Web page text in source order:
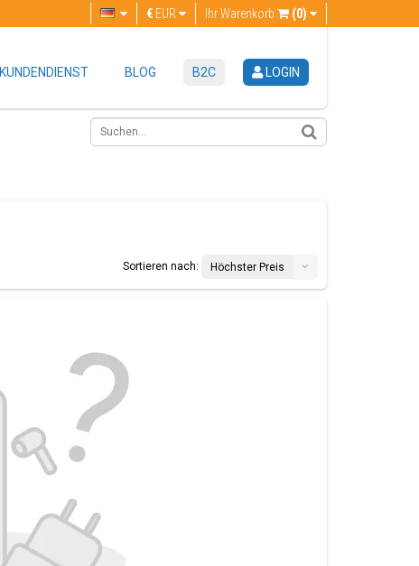
Ihr Warenkorb (0)
€ EUR
KUNDENDIENST BLOG B2C LOGIN
Sortieren nach:
Höchster Preis